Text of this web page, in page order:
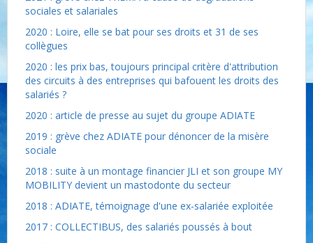
sociales et salariales
2020 : Loire, elle se bat pour ses droits et 31 de ses
collègues
2020 : les prix bas, toujours principal critère d'attribution
des circuits à des entreprises qui bafouent les droits des
salariés ?
2020 : article de presse au sujet du groupe ADIATE
2019 : grève chez ADIATE pour dénoncer de la misère
sociale
2018 : suite à un montage financier JLI et son groupe MY
MOBILITY devient un mastodonte du secteur
2018 : ADIATE, témoignage d'une ex-salariée exploitée
2017 : COLLECTIBUS, des salariés poussés à bout